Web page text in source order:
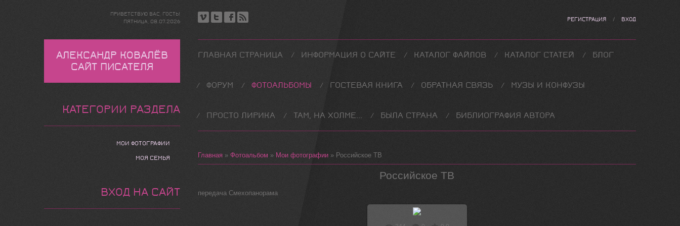
РЕГИСТРАЦИЯ / ВХОД
ГЛАВНАЯ СТРАНИЦА ИНФОРМАЦИЯ О САЙТЕ КАТАЛОГ ФАЙЛОВ КАТАЛОГ СТАТЕЙ БЛОГ
ФОРУМ ФОТОАЛЬБОМЫ ГОСТЕВАЯ КНИГА ОБРАТНАЯ СВЯЗЬ МУЗЫ И КОНФУЗЫ
ПРОСТО ЛИРИКА ТАМ, НА ХОЛМЕ... БЫЛА СТРАНА БИБЛИОГРАФИЯ АВТОРА
Главная »Фотоальбом » Мои фотографии » Российское ТВ
Российское ТВ
передача Смехопанорама
ПРИВЕТСТВУЮ ВАС ГОСТЬ!
ПЯТНИЦА, 08.07.2026
АЛЕКСАНДР КОВАЛЁВ
САЙТ ПИСАТЕЛЯ
КАТЕГОРИИ РАЗДЕЛА
МОИ ФОТОГРАФИИ
МОЯ СЕМЬЯ
ВХОД НА САЙТ